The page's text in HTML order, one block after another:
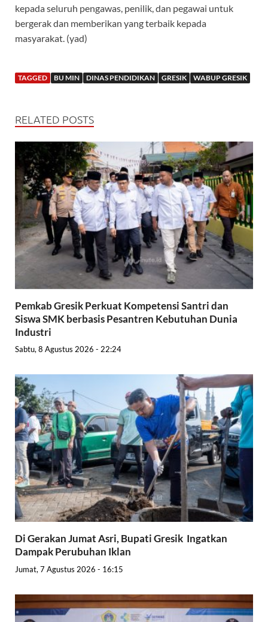
kepada seluruh pengawas, penilik, dan pegawai untuk
bergerak dan memberikan yang terbaik kepada
masyarakat. (yad)
TAGGED BU MIN DINAS PENDIDIKAN GRESIK WABUP GRESIK
RELATED POSTS
Pemkab Gresik Perkuat Kompetensi Santri dan
Siswa SMK berbasis Pesantren Kebutuhan Dunia
Industri
Sabtu, 8 Agustus 2026 - 22:24
Di Gerakan Jumat Asri, Bupati Gresik Ingatkan
Dampak Perubuhan Iklan
Jumat, 7 Agustus 2026 - 16:15